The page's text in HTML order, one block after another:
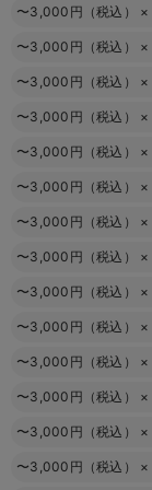
〜3,000円（税込） ×
〜3,000円（税込） ×
〜3,000円（税込） ×
〜3,000円（税込） ×
〜3,000円（税込） ×
〜3,000円（税込） ×
〜3,000円（税込） ×
〜3,000円（税込） ×
〜3,000円（税込） ×
〜3,000円（税込） ×
〜3,000円（税込） ×
〜3,000円（税込） ×
〜3,000円（税込） ×
〜3,000円（税込） ×